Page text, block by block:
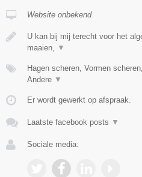
Website onbekend
U kan bij mij terecht voor het
maaien, ▼
Hagen scheren, Vormen
Andere ▼
Er wordt gewerkt op afspraak.
Laatste facebook posts ▼
Sociale media: